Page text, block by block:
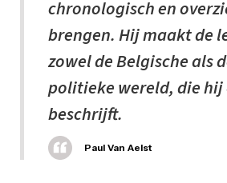
chronologisch en
brengen. Hij maakt de
zowel de Belgische als
politieke wereld, die hij
beschrijft.
Paul Van Aelst